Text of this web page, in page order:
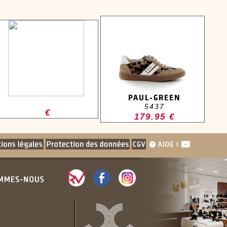
€
PAUL-GREEN
5437
179.95 €